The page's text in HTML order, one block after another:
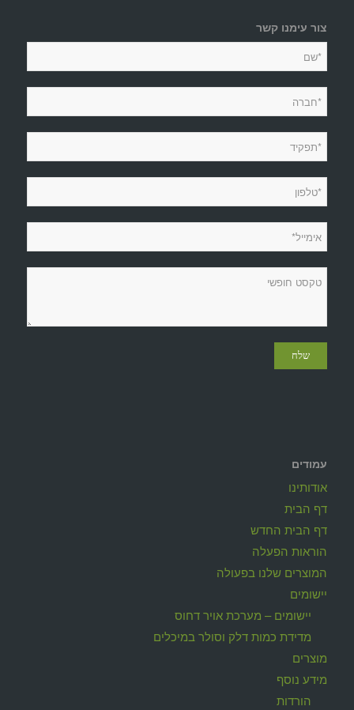
צור עימנו קשר
עמודים
אודותינו
דף הבית
דף הבית החדש
הוראות הפעלה
המוצרים שלנו בפעולה
יישומים
יישומים – מערכת אויר דחוס
מדידת כמות דלק וסולר במיכלים
מוצרים
מידע נוסף
הורדות